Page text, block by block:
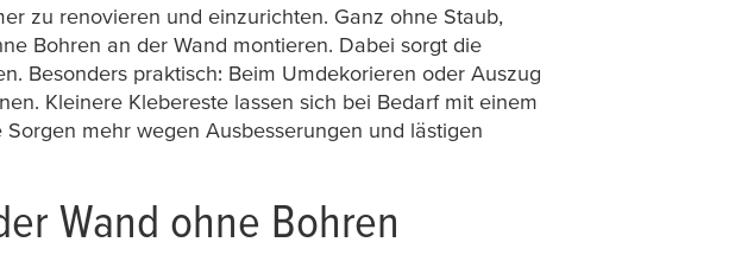
zu renovieren und einzurichten. Ganz ohne Staub,
Bohren an der Wand montieren. Dabei sorgt die
Besonders praktisch: Beim Umdekorieren oder Auszug
Kleinere Klebereste lassen sich bei Bedarf mit einem
mehr wegen Ausbesserungen und lästigen
Wand ohne Bohren